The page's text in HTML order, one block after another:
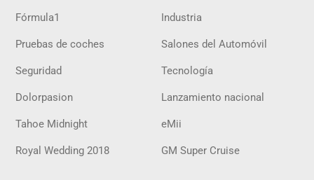
Fórmula1 Industria
Pruebas de coches Salones del Automóvil
Seguridad Tecnología
Dolorpasion Lanzamiento nacional
Tahoe Midnight eMii
Royal Wedding 2018 GM Super Cruise